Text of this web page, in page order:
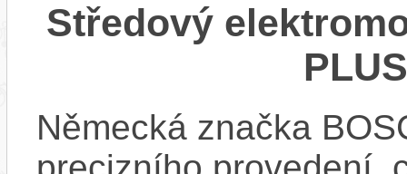
Středový
Německá značka